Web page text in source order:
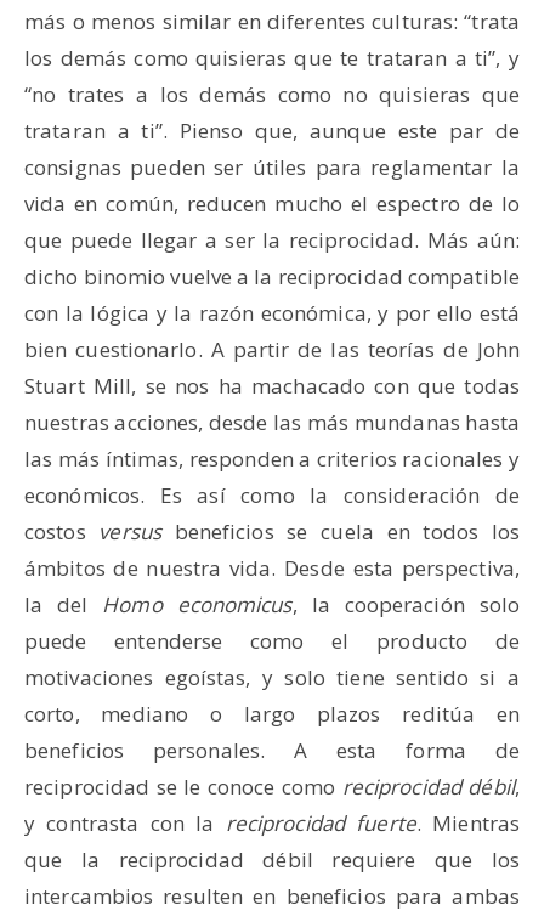
más o menos similar en diferentes culturas: “trata
los demás como quisieras que te trataran a ti”, y
“no trates a los demás como no quisieras que
trataran a ti”. Pienso que, aunque este par de
consignas pueden ser útiles para reglamentar la
vida en común, reducen mucho el espectro de lo
que puede llegar a ser la reciprocidad. Más aún:
dicho binomio vuelve a la reciprocidad compatible
con la lógica y la razón económica, y por ello está
bien cuestionarlo. A partir de las teorías de John
Stuart Mill, se nos ha machacado con que todas
nuestras acciones, desde las más mundanas hasta
las más íntimas, responden a criterios racionales y
económicos. Es así como la consideración de
costos versusbeneficios se cuela en todos los
ámbitos de nuestra vida. Desde esta perspectiva,
la del Homo economicus, la cooperación solo
puede entenderse como el producto de
motivaciones egoístas, y solo tiene sentido si a
corto, mediano o largo plazos reditúa en
beneficios personales. A esta forma de
reciprocidad se le conoce como reciprocidad débil,
y contrasta con la reciprocidad fuerte. Mientras
que la reciprocidad débil requiere que los
intercambios resulten en beneficios para ambas